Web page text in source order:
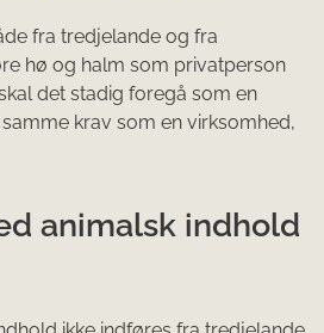
fra tredjelande og fra
hø og halm som privatperson
det stadig foregå som en
krav som en virksomhed,
animalsk indhold